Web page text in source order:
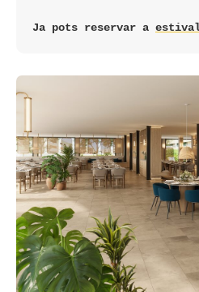
Ja pots reservar a